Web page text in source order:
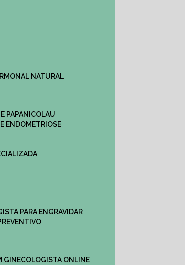
NATURAL
E PAPANICOLAU
ENDOMETRIOSE
PARA ENGRAVIDAR
GINECOLOGISTA ONLINE​